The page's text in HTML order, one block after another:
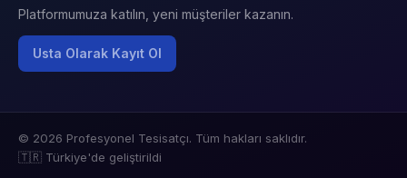
Platformumuza katılın, yeni müşteriler kazanın.
Usta Olarak Kayıt Ol
© 2026 Profesyonel Tesisatçı. Tüm hakları saklıdır.
🇹🇷 Türkiye'de geliştirildi